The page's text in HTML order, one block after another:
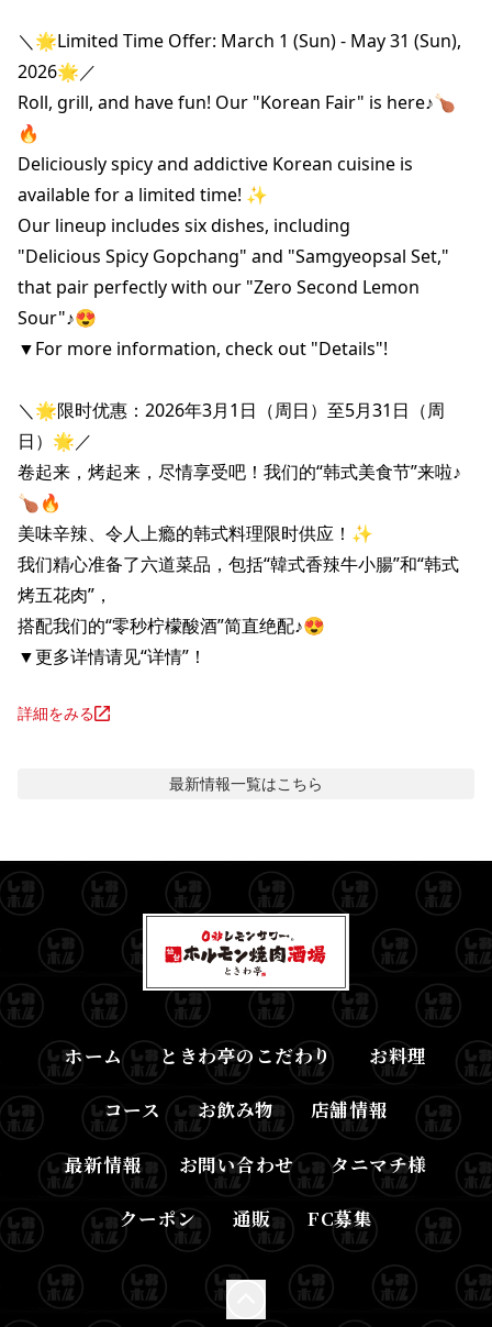
＼🌟Limited Time Offer: March 1 (Sun) - May 31 (Sun),
2026🌟／
Roll, grill, and have fun! Our "Korean Fair" is here♪🍗
🔥
Deliciously spicy and addictive Korean cuisine is
available for a limited time! ✨
Our lineup includes six dishes, including
"Delicious Spicy Gopchang" and "Samgyeopsal Set,"
that pair perfectly with our "Zero Second Lemon
Sour"♪😍
▼For more information, check out "Details"!
＼🌟限时优惠：2026年3月1日（周日）至5月31日（周
日）🌟／
卷起来，烤起来，尽情享受吧！我们的“韩式美食节”来啦♪
🍗🔥
美味辛辣、令人上瘾的韩式料理限时供应！✨
我们精心准备了六道菜品，包括“韓式香辣牛小腸”和“韩式
烤五花肉”，
搭配我们的“零秒柠檬酸酒”简直绝配♪😍
▼更多详情请见“详情”！
詳細をみる
最新情報一覧はこちら
ホーム ときわ亭のこだわり お料理
コース お飲み物 店舗情報
最新情報 お問い合わせ タニマチ様
クーポン 通販 FC募集